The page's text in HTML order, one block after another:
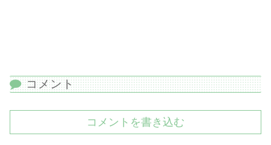
コメント
コメントを書き込む